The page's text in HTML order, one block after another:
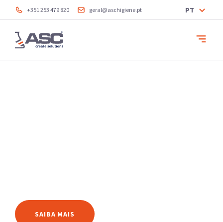
+351 253 479 820 geral@aschigiene.pt PT
SAIBA MAIS